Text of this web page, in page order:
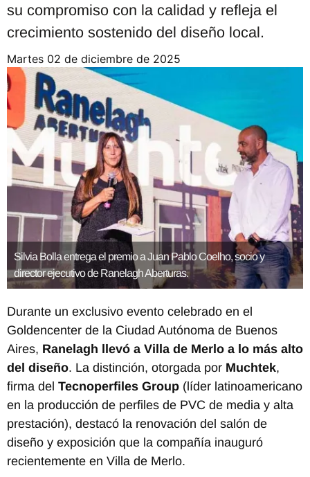
su compromiso con la calidad y refleja el
crecimiento sostenido del diseño local.
martes 02 de diciembre de 2025
Silvia Bolla entrega el premio a Juan Pablo Coelho, socio y
director ejecutivo de Ranelagh Aberturas.
Durante un exclusivo evento celebrado en el
Goldencenter de la Ciudad Autónoma de Buenos
Aires, Ranelagh llevó a Villa de Merlo a lo más alto
del diseño. La distinción, otorgada por Muchtek,
firma del Tecnoperfiles Group (líder latinoamericano
en la producción de perfiles de PVC de media y alta
prestación), destacó la renovación del salón de
diseño y exposición que la compañía inauguró
recientemente en Villa de Merlo.